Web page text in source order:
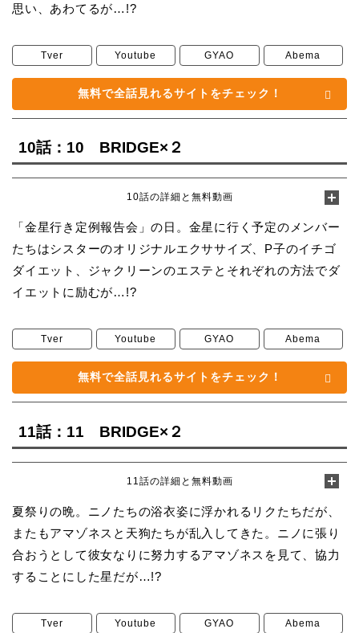
思い、あわてるが…!?
Tver Youtube GYAO Abema
無料で全話見れるサイトをチェック！
10話：10 BRIDGE×２
10話の詳細と無料動画
「金星行き定例報告会」の日。金星に行く予定のメンバー
たちはシスターのオリジナルエクササイズ、P子のイチゴ
ダイエット、ジャクリーンのエステとそれぞれの方法でダ
イエットに励むが…!?
Tver Youtube GYAO Abema
無料で全話見れるサイトをチェック！
11話：11 BRIDGE×２
11話の詳細と無料動画
夏祭りの晩。ニノたちの浴衣姿に浮かれるリクたちだが、
またもアマゾネスと天狗たちが乱入してきた。ニノに張り
合おうとして彼女なりに努力するアマゾネスを見て、協力
することにした星だが…!?
Tver Youtube GYAO Abema